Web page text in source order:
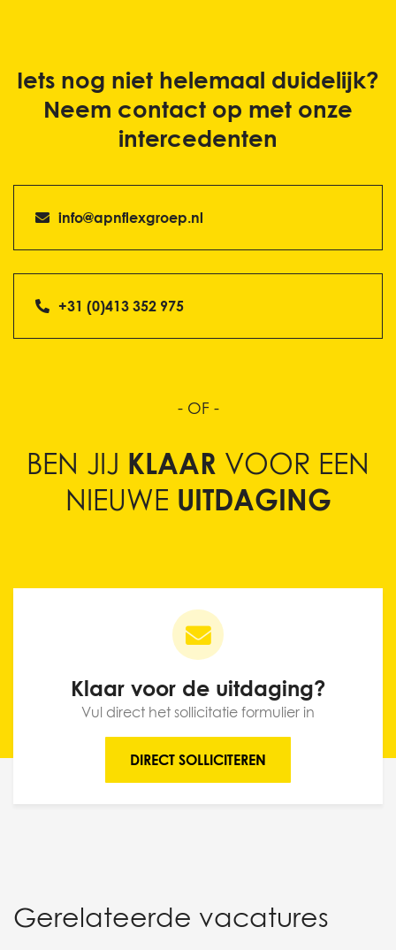
Iets nog niet helemaal duidelijk?
Neem contact op met onze
intercedenten
info@apnflexgroep.nl
+31 (0)413 352 975
- OF -
BEN JIJ KLAAR VOOR EEN
NIEUWE UITDAGING
Klaar voor de uitdaging?
Vul direct het sollicitatie formulier in
DIRECT SOLLICITEREN
Gerelateerde vacatures